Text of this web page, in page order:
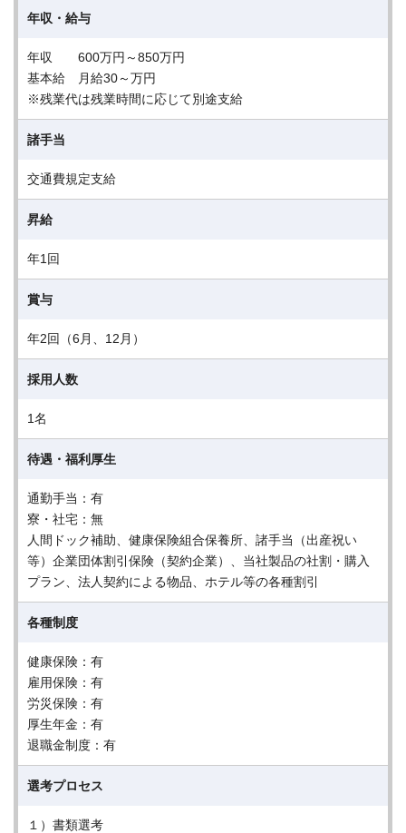
年収・給与
年収 600万円～850万円
基本給 月給30～万円
※残業代は残業時間に応じて別途支給
諸手当
交通費規定支給
昇給
年1回
賞与
年2回（6月、12月）
採用人数
1名
待遇・福利厚生
通勤手当：有
寮・社宅：無
人間ドック補助、健康保険組合保養所、諸手当（出産祝い
等）企業団体割引保険（契約企業）、当社製品の社割・購入
プラン、法人契約による物品、ホテル等の各種割引
各種制度
健康保険：有
雇用保険：有
労災保険：有
厚生年金：有
退職金制度：有
選考プロセス
１）書類選考